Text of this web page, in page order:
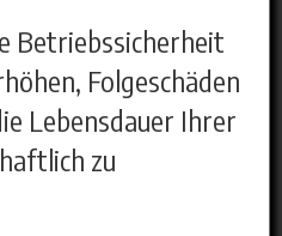
Betriebssicherheit
Folgeschäden
Lebensdauer Ihrer
zu